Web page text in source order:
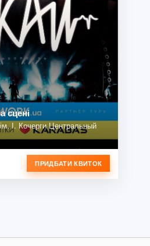
сцені
І. Кочерги Центральный
ПРИДБАТИ КВИТОК